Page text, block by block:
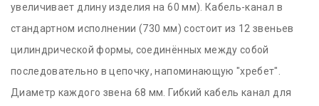
увеличивает длину изделия на 60 мм). Кабель-канал в
стандартном исполнении (730 мм) состоит из 12 звеньев
цилиндрической формы, соединённых между собой
последовательно в цепочку, напоминающую "хребет".
Диаметр каждого звена 68 мм. Гибкий кабель канал для